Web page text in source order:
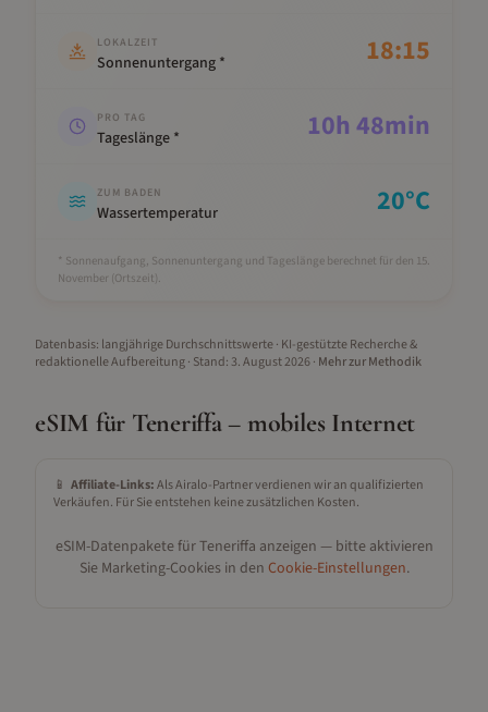
LOKALZEIT
Sonnenuntergang * 18:15
PRO TAG
Tageslänge * 10h 48min
ZUM BADEN
Wassertemperatur 20°C
* Sonnenaufgang, Sonnenuntergang und Tageslänge berechnet für den 15.
November (Ortszeit).
Datenbasis: langjährige Durchschnittswerte · KI-gestützte Recherche &
redaktionelle Aufbereitung· Stand: 3. August 2026· Mehr zur Methodik
eSIM für Teneriffa– mobiles Internet
📱 Affiliate-Links:Als Airalo-Partner verdienen wir an qualifizierten
Verkäufen. Für Sie entstehen keine zusätzlichen Kosten.
eSIM-Datenpakete fürTeneriffa anzeigen — bitte aktivieren
Sie Marketing-Cookies in den Cookie-Einstellungen.